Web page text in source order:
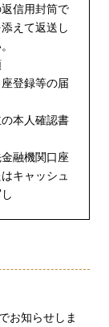
信用封筒で
えて返送し
登録等の届
本人確認書
融機関口座
キャッシュ
お知らせしま